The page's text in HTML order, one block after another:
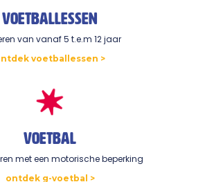
Voetballessen
van vanaf 5 t.e.m 12 jaar
voetballessen >
voetbal
met een motorische beperking
ontdek g-voetbal >